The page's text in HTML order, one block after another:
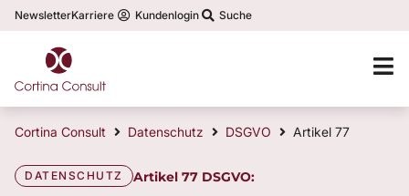
NewsletterKarriere Kundenlogin Suche
Cortina Consult Datenschutz DSGVO Artikel 77
DATENSCHUTZ Artikel 77 DSGVO: